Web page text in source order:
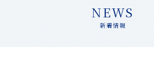
NEWS
新着情報